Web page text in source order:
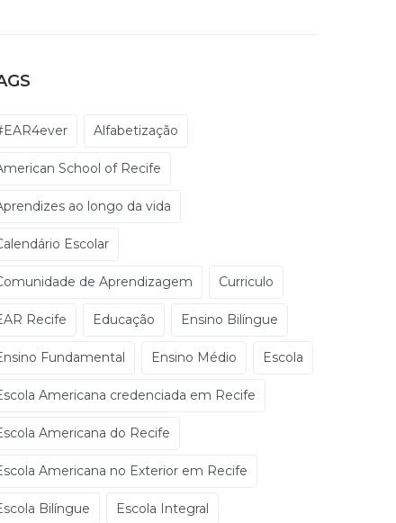
Alfabetização
School of Recife
ao longo da vida
Escolar
de Aprendizagem Curriculo
Recife Educação Ensino Bilíngue
Fundamental Ensino Médio Escola
Americana credenciada em Recife
Americana do Recife
Americana no Exterior em Recife
Bilíngue Escola Integral